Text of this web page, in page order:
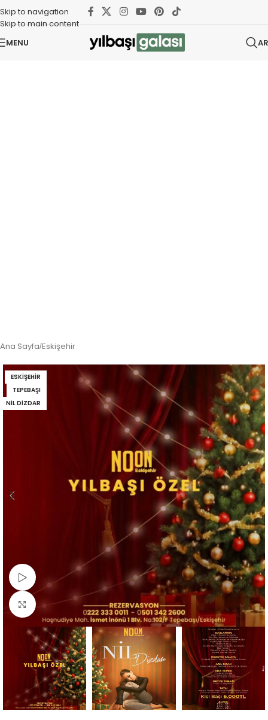
Skip to navigation
Skip to main content
MENU
Ana Sayfa/Eskişehir
ESKIŞEHIR
TEPEBAŞI
NIL DIZDAR
Video İzle
Fotoğrafı Büyüt